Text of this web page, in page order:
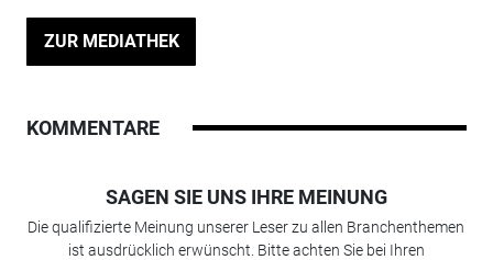
ZUR MEDIATHEK
KOMMENTARE
SAGEN SIE UNS IHRE MEINUNG
Die qualifizierte Meinung unserer Leser zu allen Branchenthemen
ist ausdrücklich erwünscht. Bitte achten Sie bei Ihren